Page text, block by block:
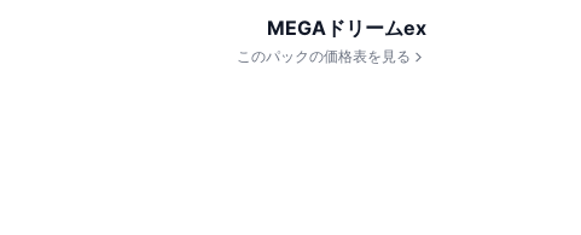
MEGAドリームex
このパックの価格表を見る